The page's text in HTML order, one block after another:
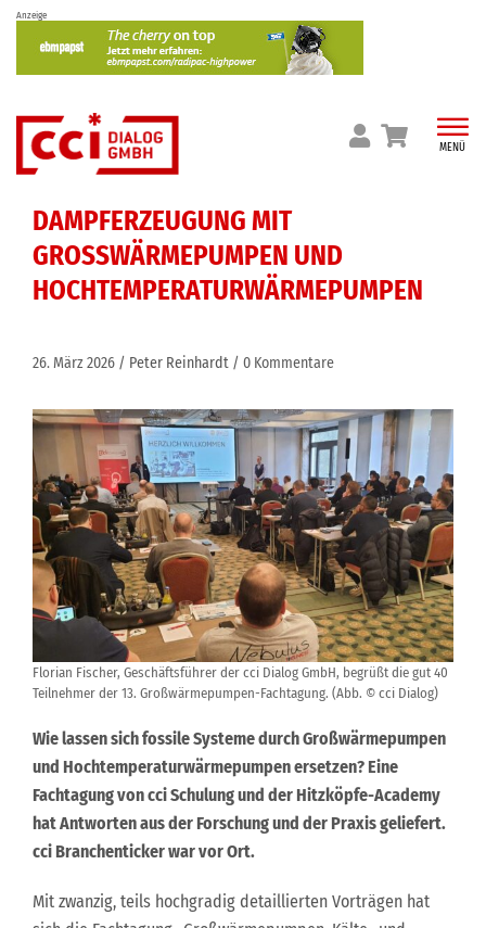
Skip
content
Anzeige
MENÜ
DAMPFERZEUGUNG MIT
GROSSWÄRMEPUMPEN UND H
OCHTEMPERATURWÄRMEPUMPEN
26. März 2026 Peter Reinhardt 0 Kommentare
Florian Fischer, Geschäftsführer der cci Dialog GmbH, begrüßt die gut 40
Teilnehmer der 13. Großwärmepumpen-Fachtagung. (Abb. © cci Dialog)
Wie lassen sich fossile Systeme durch Großwärmepumpen
und Hochtemperaturwärmepumpen ersetzen? Eine
Fachtagung von cci Schulung und der Hitzköpfe-Academy
hat Antworten aus der Forschung und der Praxis geliefert.
cci Branchenticker war vor Ort.
Mit zwanzig, teils hochgradig detaillierten Vorträgen hat